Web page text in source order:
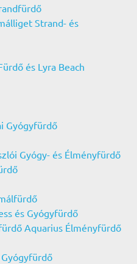
Strand- és
és Lyra Beach
Gyógyfürdő
Gyógy- és Élményfürdő
és Gyógyfürdő
Aquarius Élményfürdő